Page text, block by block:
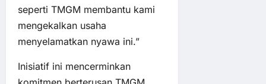
seperti TMGM membantu kami
mengekalkan usaha
menyelamatkan nyawa ini.”
Inisiatif ini mencerminkan